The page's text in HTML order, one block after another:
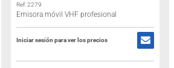
Ref: 2279
Emisora móvil VHF profesional
Iniciar sesión para ver los precios